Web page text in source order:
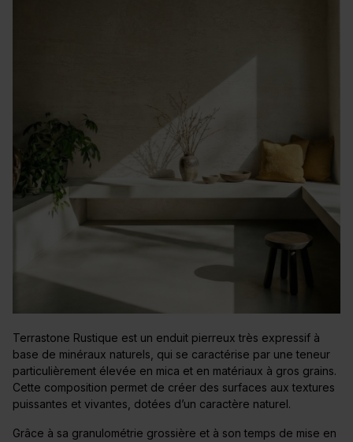
Terrastone Rustique est un enduit pierreux très expressif à
base de minéraux naturels, qui se caractérise par une teneur
particulièrement élevée en mica et en matériaux à gros grains.
Cette composition permet de créer des surfaces aux textures
puissantes et vivantes, dotées d’un caractère naturel.
Grâce à sa granulométrie grossière et à son temps de mise en